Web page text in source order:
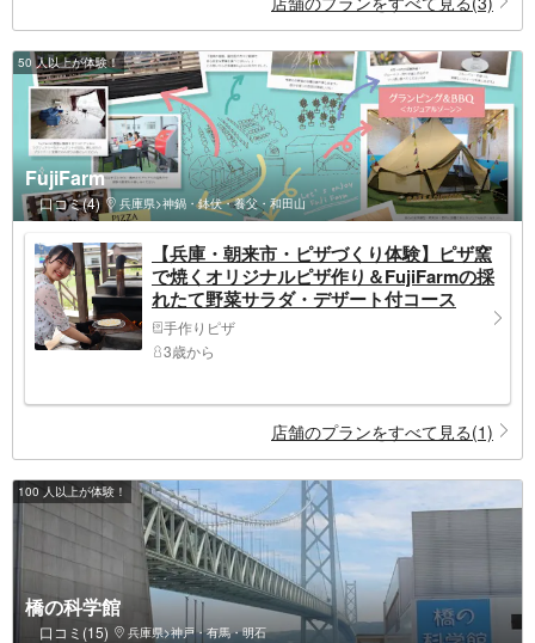
50 人以上が体験！
FujiFarm
口コミ(4) 兵庫県>神鍋・鉢伏・養父・和田山
【兵庫・朝来市・ピザづくり体験】ピザ窯
で焼くオリジナルピザ作り＆FujiFarmの採
れたて野菜サラダ・デザート付コース
手作りピザ
3歳から
店舗のプランをすべて見る(1)
100 人以上が体験！
橋の科学館
口コミ(15) 兵庫県>神戸・有馬・明石